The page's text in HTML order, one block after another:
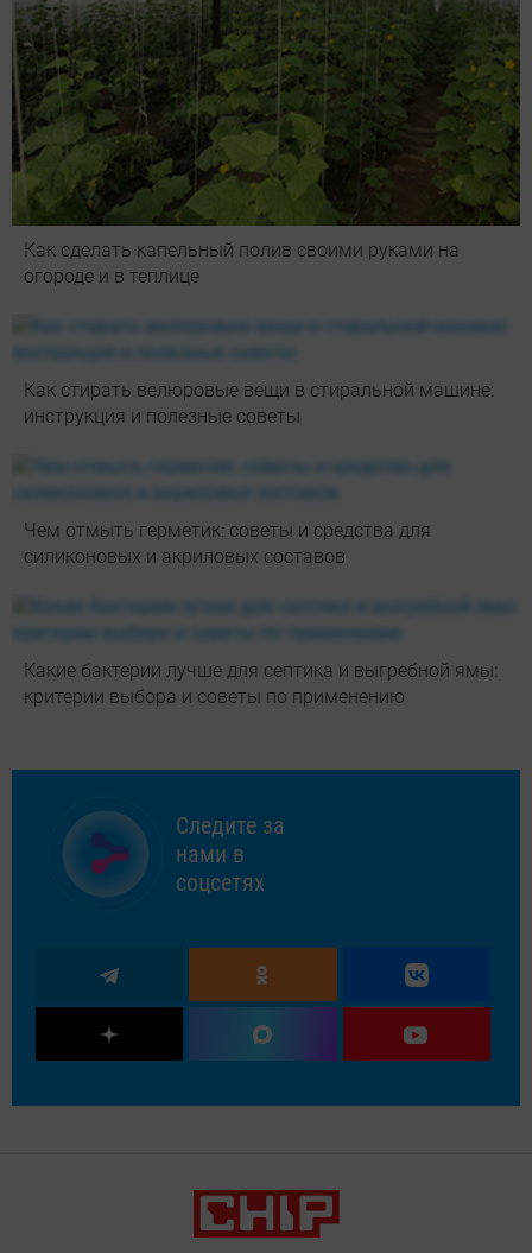
Как сделать капельный полив своими руками на
огороде и в теплице
Как стирать велюровые вещи в стиральной машине:
инструкция и полезные советы
Чем отмыть герметик: советы и средства для
силиконовых и акриловых составов
Какие бактерии лучше для септика и выгребной ямы:
критерии выбора и советы по применению
Следите за
нами в
соцсетях